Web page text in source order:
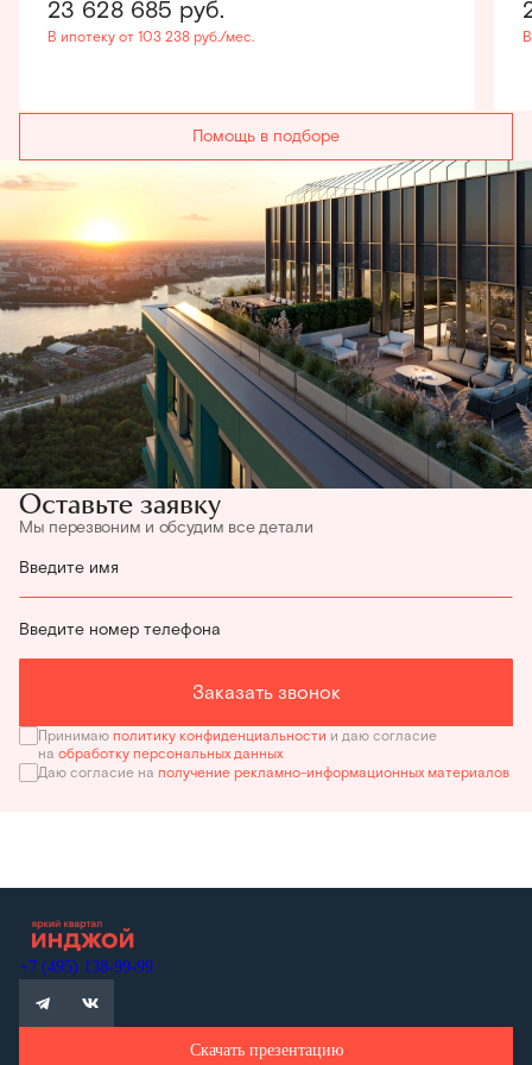
23 628 685 руб.
В ипотеку от 103 238 руб./мес.
Помощь в подборе
Оставьте заявку
Мы перезвоним и обсудим все детали
Введите имя
Введите номер телефона
Заказать звонок
Принимаю политику конфиденциальности и даю согласие
на обработку персональных данных
Даю согласие на получение рекламно-информационных материалов
+7 (495) 138-99-99
Скачать презентацию